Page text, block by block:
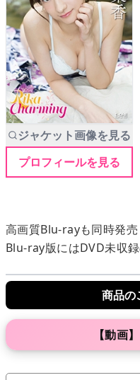
Blu-ray
サンプル動画
イベント情報
アイドル一覧
▶発売中
新作
ジャケット画像を見る
プロフィールを見る
高画質Blu-rayも同時発売
Blu-ray版にはDVD未収
商品の
【動画